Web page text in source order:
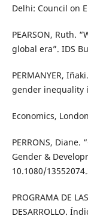
Delhi: Council on
PEARSON, Ruth.
global era”. IDS
PERMANYER,
gender inequality
Economics,
PERRONS,
Gender &
10.1080/
PROGRAMA DE
DESARROLLO.